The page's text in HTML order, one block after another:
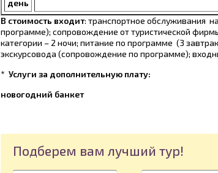
день
В стоимость входит: транспортное обслуживания
программе); сопровождение от туристической
категории – 2 ночи; питание по программе (3
экскурсовода (сопровождение по программе);
* Услуги за дополнительную плату:
новогодний банкет
Подберем вам лучший тур!